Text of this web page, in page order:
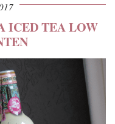
ICED TEA LOW